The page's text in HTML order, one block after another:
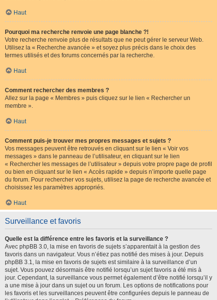
Haut
Pourquoi ma recherche renvoie une page blanche ?!
Votre recherche renvoie plus de résultats que ne peut gérer le serveur Web.
Utilisez la « Recherche avancée » et soyez plus précis dans le choix des
termes utilisés et des forums concernés par la recherche.
Haut
Comment rechercher des membres ?
Allez sur la page « Membres » puis cliquez sur le lien « Rechercher un
membre ».
Haut
Comment puis-je trouver mes propres messages et sujets ?
Vos messages peuvent être retrouvés en cliquant sur le lien « Voir vos
messages » dans le panneau de l’utilisateur, en cliquant sur le lien
« Rechercher les messages de l’utilisateur » depuis votre propre page de profil
ou bien en cliquant sur le lien « Accès rapide » depuis n’importe quelle page
du forum. Pour rechercher vos sujets, utilisez la page de recherche avancée et
choisissez les paramètres appropriés.
Haut
Surveillance et favoris
Quelle est la différence entre les favoris et la surveillance ?
Avec phpBB 3.0, la mise en favoris de sujets s’apparentait à la gestion des
favoris dans un navigateur. Vous n’étiez pas notifié des mises à jour. Depuis
phpBB 3.1, la mise en favoris de sujets est similaire à la surveillance d’un
sujet. Vous pouvez désormais être notifié lorsqu’un sujet favoris a été mis à
jour. Cependant, la surveillance vous permet également d’être notifié lorsqu’il y
a une mise à jour dans un sujet ou un forum. Les options de notifications pour
les favoris et les surveillances peuvent être configurées depuis le panneau de